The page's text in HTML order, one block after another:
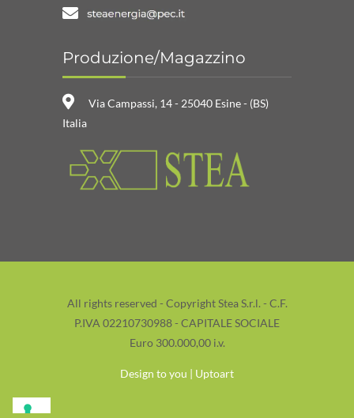
Produzione/Magazzino
Via Campassi, 14 - 25040 Esine - (BS)
Italia
All rights reserved - Copyright Stea S.r.l. - C.F.
P.IVA 02210730988 - CAPITALE SOCIALE
Euro 300.000,00 i.v.
Design to you | Uptoart